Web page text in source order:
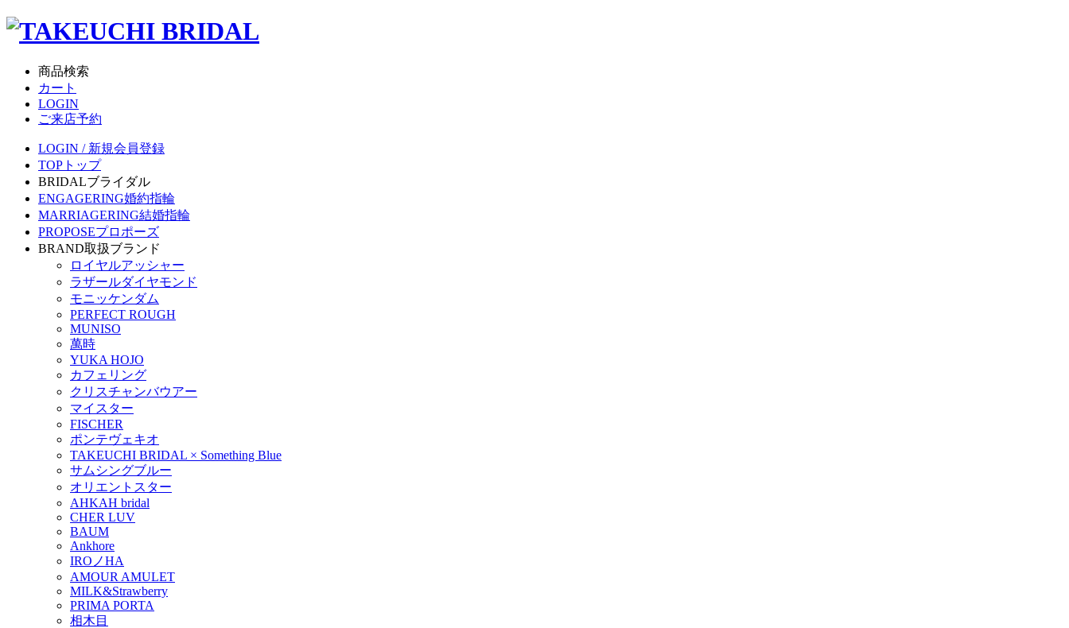
商品検索
カート
LOGIN
ご来店予約
LOGIN / 新規会員登録
TOP トップ
BRIDALブライダル
ENGAGERING婚約指輪
MARRIAGERING結婚指輪
PROPOSEプロポーズ
BRAND取扱ブランド
ロイヤルアッシャー
ラザールダイヤモンド
モニッケンダム
PERFECT ROUGH
MUNISO
萬時
YUKA HOJO
カフェリング
クリスチャンバウアー
マイスター
FISCHER
ポンテヴェキオ
TAKEUCHI BRIDAL × Something Blue
サムシングブルー
オリエントスター
AHKAH bridal
CHER LUV
BAUM
Ankhore
IROノHA
AMOUR AMULET
MILK&Strawberry
PRIMA PORTA
相木目